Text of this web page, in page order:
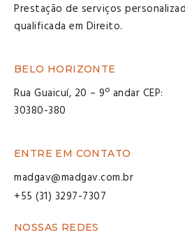
Prestação de serviços
qualificada em Direito.
BELO HORIZONTE
Rua Guaicuí, 20 – 9º andar CEP:
30380-380
ENTRE EM CONTATO
madgav@madgav.com.br
+55 (31) 3297-7307
NOSSAS REDES